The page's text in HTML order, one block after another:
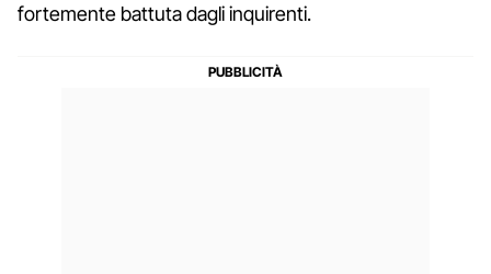
fortemente battuta dagli inquirenti.